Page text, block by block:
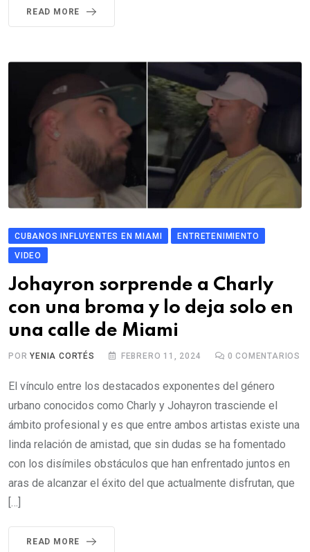
READ MORE
CUBANOS INFLUYENTES EN MIAMI
ENTRETENIMIENTO
VIDEO
Johayron sorprende a Charly
con una broma y lo deja solo en
una calle de Miami
PORYENIA CORTÉS FEBRERO 11, 2024 0 COMENTARIOS
El vínculo entre los destacados exponentes del género
urbano conocidos como Charly y Johayron trasciende el
ámbito profesional y es que entre ambos artistas existe una
linda relación de amistad, que sin dudas se ha fomentado
con los disímiles obstáculos que han enfrentado juntos en
aras de alcanzar el éxito del que actualmente disfrutan, que
[…]
READ MORE